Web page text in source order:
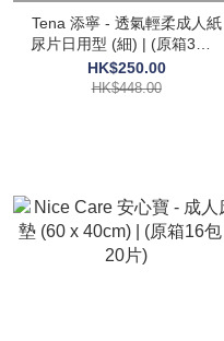
Tena 添寧 - 透氣輕柔成人紙
尿片日用型 (細) | (原箱3包 x
30片)
HK$250.00
HK$448.00